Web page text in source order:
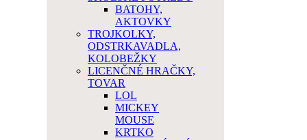
BATOHY,
AKTOVKY
TROJKOLKY,
ODSTRKAVADLA,
KOLOBEŽKY
LICENČNÉ HRAČKY,
TOVAR
LOL
MICKEY
MOUSE
KRTKO